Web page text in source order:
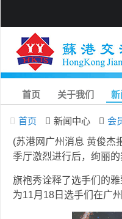
首页 关于我们 新
首页 新闻中心 会
(苏港网广州消息 黄俊杰
季厅激烈进行后，绚丽
旗袍秀诠释了选手们的
为11月18日选手们在广